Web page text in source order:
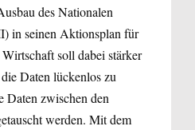
des Nationalen
in seinen Aktionsplan für
soll dabei stärker
Daten lückenlos zu
Daten zwischen den
werden. Mit dem